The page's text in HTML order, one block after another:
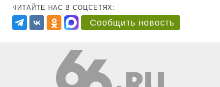
ЧИТАЙТЕ НАС В СОЦСЕТЯХ:
Сообщить новость